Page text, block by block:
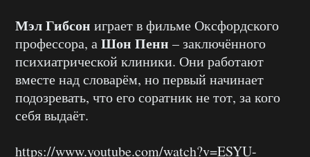
Мэл Гибсон играет в фильме Оксфордского
профессора, аШон Пенн – заключённого
психиатрической клиники. Они работают
вместе над словарём, но первый начинает
подозревать, что его соратник не тот, за кого
себя выдаёт.
https://www.youtube.com/watch?v=ESYU-